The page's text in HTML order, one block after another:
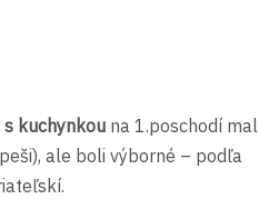
s kuchynkou na 1.poschodí mal
ale boli výborné – podľa